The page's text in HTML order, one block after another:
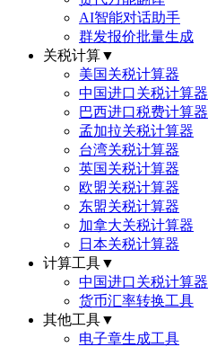
AI智能对话助手
群发报价批量生成
关税计算▼
美国关税计算器
中国进口关税计算器
巴西进口税费计算器
孟加拉关税计算器
台湾关税计算器
英国关税计算器
欧盟关税计算器
东盟关税计算器
加拿大关税计算器
日本关税计算器
计算工具▼
中国进口关税计算器
货币汇率转换工具
其他工具▼
电子章生成工具